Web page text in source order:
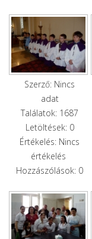
Szerző: Nincs
adat
Találatok: 1687
Letöltések: 0
Értékelés: Nincs
értékelés
Hozzászólások: 0